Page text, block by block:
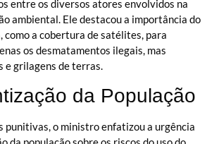
entre os diversos atores envolvidos na
ambiental. Ele destacou a importância do
como a cobertura de satélites, para
os desmatamentos ilegais, mas
e grilagens de terras.
da População
punitivas, o ministro enfatizou a urgência